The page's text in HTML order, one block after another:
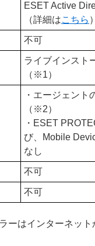
ESET Active
（詳細はこちら
不可
ライブインスト
（※1）
・エージェント
（※2）
・ESET
び、Mobile
なし
不可
不可
ーはインターネッ